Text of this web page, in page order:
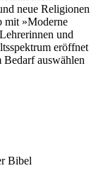
neue Religionen
mit »Moderne
und
eröffnet
Bedarf auswählen
Bibel